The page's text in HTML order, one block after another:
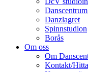
Danzlagret
Spinnstudion
Borås
Om oss
Om
Kontakt/